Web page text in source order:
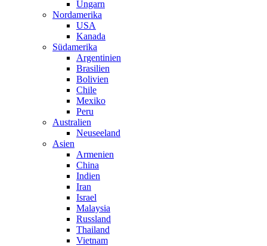
Ungarn
Nordamerika
USA
Kanada
Südamerika
Argentinien
Brasilien
Bolivien
Chile
Mexiko
Peru
Australien
Neuseeland
Asien
Armenien
China
Indien
Iran
Israel
Malaysia
Russland
Thailand
Vietnam